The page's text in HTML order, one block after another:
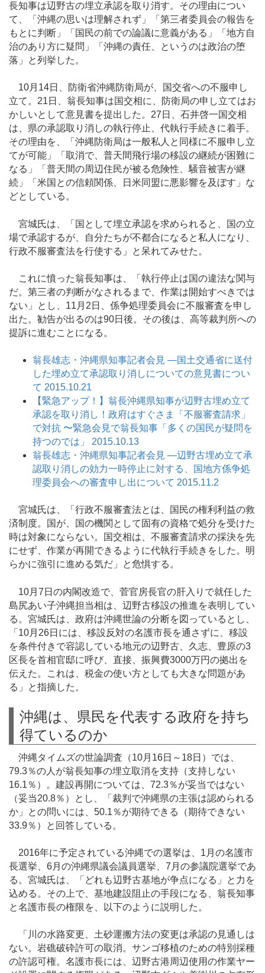
長知事は辺野古の埋立承認を取り消す。その理由につい
て、「沖縄の思いは理解されず」「第三者委員会の報告を
もとに判断」「国民の前での論議に意義がある」「地方自
治のあり方に疑問」「沖縄の責任、というのは政治の堕
落」と列挙した。
10月14日、防衛省沖縄防衛局が、国交省への不服申し
立て。21日、翁長知事は国交相に、防衛局の申し立てはお
かしいとして意見書を提出した。27日、石井啓一国交相
は、県の承認取り消しの執行停止、代執行手続きに着手。
その理由を、「沖縄防衛局は一般私人と同様に不服申し立
てが可能」「取消で、普天間飛行場の移設の継続が困難に
なる」「普天間の周辺住民が被る危険性、騒音被害が継
続」「米国との信頼関係、日米同盟に悪影響を及ぼす」な
どとしている。
宮城氏は、「国として埋立承認を求められると、国の立
場で承認するが、自分たちが不都合になると私人になり、
行政不服審査法を行使する」と呆れてみせた。
これに憤った翁長知事は、「執行停止は国の違法な関与
だ。第三者の判断がなされるまで、作業は開始すべきでは
ない」とし、11月2日、係争処理委員会に不服審査を申し
出た。勧告が出るのは90日後。その後は、高等裁判所への
提訴に進むことになる。
翁長雄志・沖縄県知事記者会見 ―国土交通省に送付
した埋め立て承認取り消しについての意見書につい
て 2015.10.21
【緊急アップ！】翁長沖縄県知事が辺野古埋め立て
承認を取り消し！政府はすぐさま「不服審査請求」
で対抗 〜緊急会見で翁長知事「多くの国民が疑問を
持つのでは」 2015.10.13
翁長雄志・沖縄県知事記者会見 ―辺野古埋め立て承
認取り消しの効力一時停止に対する、国地方係争処
理委員会への審査申し出について 2015.11.2
宮城氏は、「行政不服審査法とは、国民の権利利益の救
済制度。国が、国の機関として固有の資格で処分を受けた
時は対象にならない。国交相は、不服審査請求の採決を先
にせず、作業が再開できるように代執行手続きをした。明
らかに強引に進める気だ」と危惧する。
10月7日の内閣改造で、菅官房長官の肝入りで就任した
島尻あい子沖縄担当相は、辺野古移設の推進を表明してい
る。宮城氏は、政府は沖縄世論の分断を図っているとし、
「10月26日には、移設反対の名護市長を通さずに、移設
を条件付きで容認している地元の辺野古、久志、豊原の3
区長を首相官邸に呼び、直接、振興費3000万円の拠出を
伝えた。これは、税金の使い方としても大きな問題があ
る」と指摘した。
沖縄は、県民を代表する政府を持ち
得ているのか
沖縄タイムズの世論調査（10月16日～18日）では、
79.3％の人が翁長知事の埋立取消を支持（支持しない
16.1％）。建設再開については、72.3％が妥当ではない
（妥当20.8％）とし、「裁判で沖縄県の主張は認められる
か」との問いには、50.1％が期待できる（期待できない
33.9％）と回答している。
2016年に予定されている沖縄での選挙は、1月の名護市
長選挙、6月の沖縄県議会議員選挙、7月の参議院選挙であ
る。宮城氏は、「どれも辺野古基地が争点になる」と力を
込める。その上で、基地建設阻止の手段になる、翁長知事
と名護市長の権限を、以下のように説明した。
「川の水路変更、土砂運搬方法の変更は承認の見通しは
ない。岩礁破砕許可の取消。サンゴ移植のための特別採種
の許認可権。名護市長には、辺野古港周辺使用の作業ヤー